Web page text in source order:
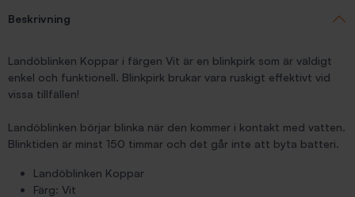
Beskrivning
Landöblinken Koppar i färgen Vit är en blinkpirk som är väldigt
enkel och funktionell. Blinkpirk brukar vara ruskigt effektivt vid
vissa tillfällen!
Landöblinken börjar blinka när den kommer i kontakt med vatten.
Blinktiden är minst 150 timmar och det går inte att byta batteri.
Landöblinken Koppar
Färg: Vit